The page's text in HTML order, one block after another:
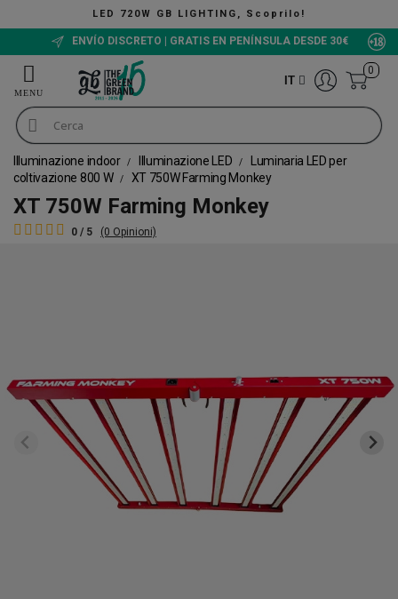
LED 720W GB LIGHTING, Scoprilo!
ENVÍO DISCRETO | GRATIS EN PENÍNSULA DESDE 30€
IT
0
Illuminazione indoor Illuminazione LED
Luminaria LED per
coltivazione 800 W
XT 750W Farming Monkey
XT 750W Farming Monkey
0 / 5 (0 Opinioni)